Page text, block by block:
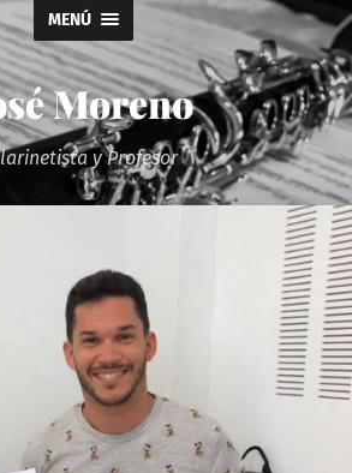
MENÚ
Moreno
y Profesor